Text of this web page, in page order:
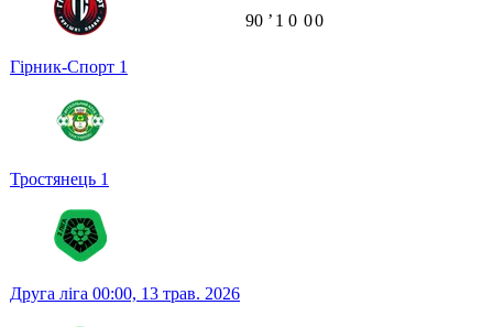
Гірник-Спорт 1
Тростянець 1
90 ʼ 1 0 00
Друга ліга 00:00, 13 трав. 2026